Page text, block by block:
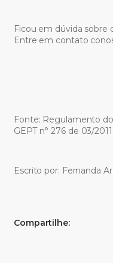
Ficou em dúvida sobre
Entre em contato
Fonte: Regulamento
GEPT n° 276 de 03/2011.
Escrito por: Fernanda
Compartilhe: